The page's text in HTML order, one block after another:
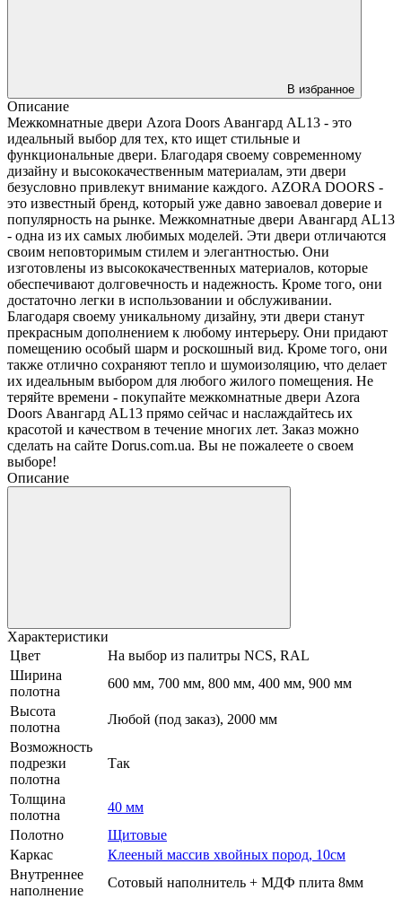
В избранное
Описание
Межкомнатные двери Azora Doors Авангард AL13 - это
идеальный выбор для тех, кто ищет стильные и
функциональные двери. Благодаря своему современному
дизайну и высококачественным материалам, эти двери
безусловно привлекут внимание каждого. AZORA DOORS -
это известный бренд, который уже давно завоевал доверие и
популярность на рынке. Межкомнатные двери Авангард AL13
- одна из их самых любимых моделей. Эти двери отличаются
своим неповторимым стилем и элегантностью. Они
изготовлены из высококачественных материалов, которые
обеспечивают долговечность и надежность. Кроме того, они
достаточно легки в использовании и обслуживании.
Благодаря своему уникальному дизайну, эти двери станут
прекрасным дополнением к любому интерьеру. Они придают
помещению особый шарм и роскошный вид. Кроме того, они
также отлично сохраняют тепло и шумоизоляцию, что делает
их идеальным выбором для любого жилого помещения. Не
теряйте времени - покупайте межкомнатные двери Azora
Doors Авангард AL13 прямо сейчас и наслаждайтесь их
красотой и качеством в течение многих лет. Заказ можно
сделать на сайте Dorus.com.ua. Вы не пожалеете о своем
выборе!
Описание
Характеристики
Цвет
На выбор из палитры NCS, RAL
Ширина
полотна
600 мм, 700 мм, 800 мм, 400 мм, 900 мм
Высота
полотна
Любой (под заказ), 2000 мм
Возможность
подрезки
полотна
Так
Толщина
полотна
40 мм
Полотно
Щитовые
Каркас
Клееный массив хвойных пород, 10см
Внутреннее
наполнение
Сотовый наполнитель + МДФ плита 8мм